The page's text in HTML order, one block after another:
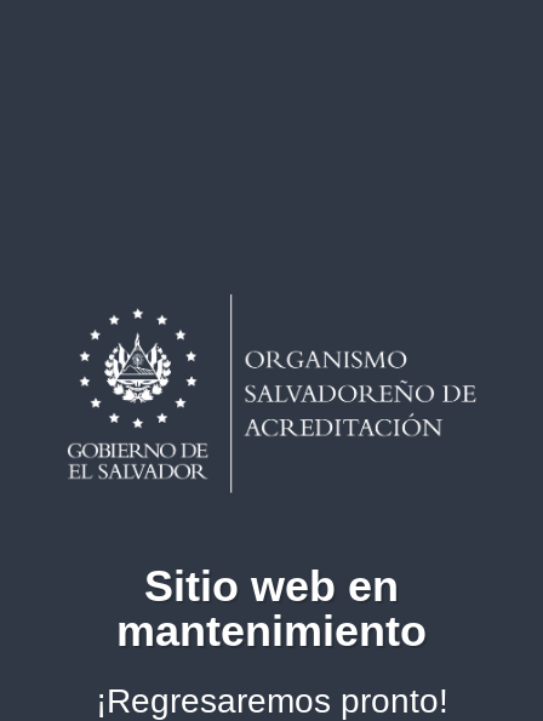
Sitio web en
mantenimiento
¡Regresaremos pronto!